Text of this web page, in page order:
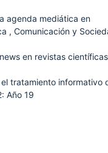
agenda mediática en
, Comunicación y
en revistas
tratamiento informativo
Año 19